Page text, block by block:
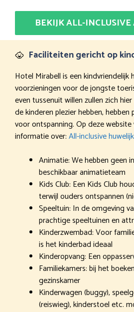
BEKIJK ALL-
Faciliteiten gericht op
Hotel Mirabell is een
voorzieningen voor de jongste
even tussenuit willen zullen zich
de kinderen plezier hebben,
voor ontspanning. Op deze website
informatie over:All-inclusive
Animatie: We hebben geen
beschikbaar animatieteam
Kids Club: Een Kids Club
terwijl ouders ontspannen
Speeltuin: In de omgeving
prachtige speeltuinen en
Kinderzwembad: Voor
is het kinderbad ideaal
Kinderopvang: Een
Familiekamers: bij het
gezinskamer
Kinderwagen (buggy),
(reiswieg), kinderstoel etc.